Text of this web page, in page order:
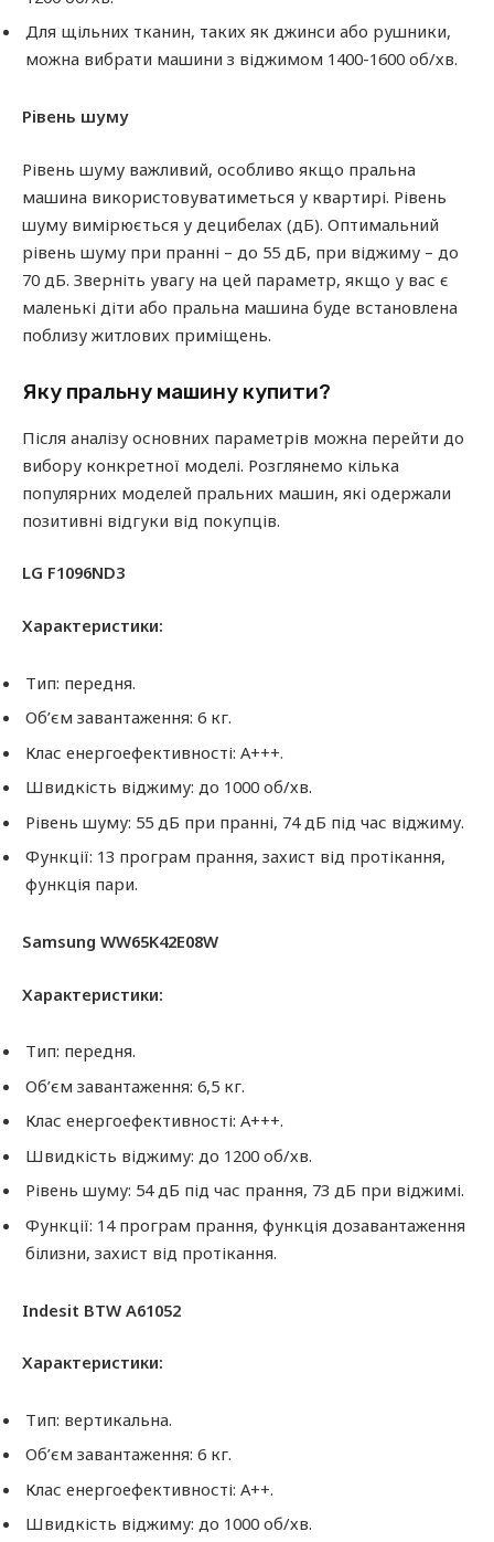
Для щільних тканин, таких як джинси або рушники,
можна вибрати машини з віджимом 1400-1600 об/хв.
Рівень шуму
Рівень шуму важливий, особливо якщо пральна
машина використовуватиметься у квартирі. Рівень
шуму вимірюється у децибелах (дБ). Оптимальний
рівень шуму при пранні – до 55 дБ, при віджиму – до
70 дБ. Зверніть увагу на цей параметр, якщо у вас є
маленькі діти або пральна машина буде встановлена ​​
поблизу житлових приміщень.
Яку пральну машину купити?
Після аналізу основних параметрів можна перейти до
вибору конкретної моделі. Розглянемо кілька
популярних моделей пральних машин, які одержали
позитивні відгуки від покупців.
LG F1096ND3
Характеристики:
Тип: передня.
Об’єм завантаження: 6 кг.
Клас енергоефективності: A+++.
Швидкість віджиму: до 1000 об/хв.
Рівень шуму: 55 дБ при пранні, 74 дБ під час віджиму.
Функції: 13 програм прання, захист від протікання,
функція пари.
Samsung WW65K42E08W
Характеристики:
Тип: передня.
Об’єм завантаження: 6,5 кг.
Клас енергоефективності: A+++.
Швидкість віджиму: до 1200 об/хв.
Рівень шуму: 54 дБ під час прання, 73 дБ при віджимі.
Функції: 14 програм прання, функція дозавантаження
білизни, захист від протікання.
Indesit BTW A61052
Характеристики:
Тип: вертикальна.
Об’єм завантаження: 6 кг.
Клас енергоефективності: A++.
Швидкість віджиму: до 1000 об/хв.